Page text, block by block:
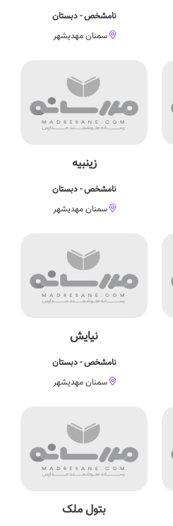
نامشخص - دبستان
سمنان مهدیشهر
زینبیه
نامشخص - دبستان
سمنان مهدیشهر
نیایش
نامشخص - دبستان
سمنان مهدیشهر
بتول ملک